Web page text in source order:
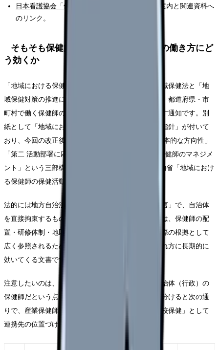
日本看護協会「保健師に関する情報」
：改正の案内と関連資料へ
のリンク。
そもそも保健師活動指針とは？保健師の働き方にど
う効くか
「地域における保健師の保健活動について」は、地域保健法と「地
域保健対策の推進に関する基本的な指針」のもとで、都道府県・市
町村で働く保健師の活動の基本的な方向性を国が示す通知です。別
紙として「地域における保健師の保健活動に関する指針」が付いて
おり、今回の改正後は「第一 保健師の保健活動の基本的な方向性」
「第二 活動部署に応じた保健活動の推進」「第三 保健師のマネジメ
ント」という三部構成になりました(Source: 厚生労働省「地域におけ
る保健師の保健活動について」健生発0515第1号)。
法的には地方自治法第245条の4に基づく「技術的助言」で、自治体
を直接拘束するものではありません。ただし実務では、保健師の配
置・研修体制・地区担当制などを自治体が整備する際の根拠として
広く参照されるため、保健師さんの配属や育成のされ方に長期的に
効いてくる文書です。
注意したいのは、この通知が直接対象とするのは自治体（行政）の
保健師だという点です。保健師の活動領域は大きく分けると次の通
りで、産業保健師・学校保健師は「職域保健」「学校保健」として
連携先の位置づけで登場します。